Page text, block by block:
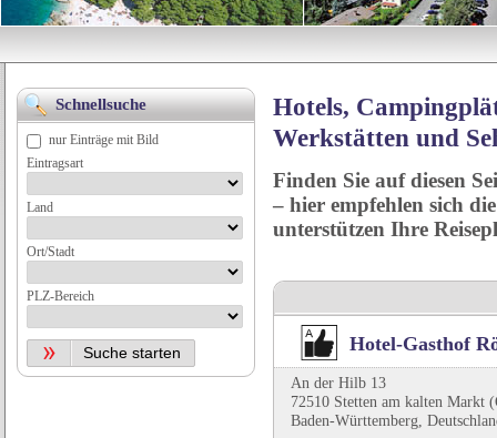
Hotels,
Werkstätten und
Finden Sie auf diesen
– hier empfehlen sich
unterstützen Ihre
Hotel-Gasthof
An der Hilb 13
72510 Stetten am kalten Markt
Baden-Württemberg,
Schnellsuche
nur Einträge mit Bild
Eintragsart
Land
Ort/Stadt
PLZ-Bereich